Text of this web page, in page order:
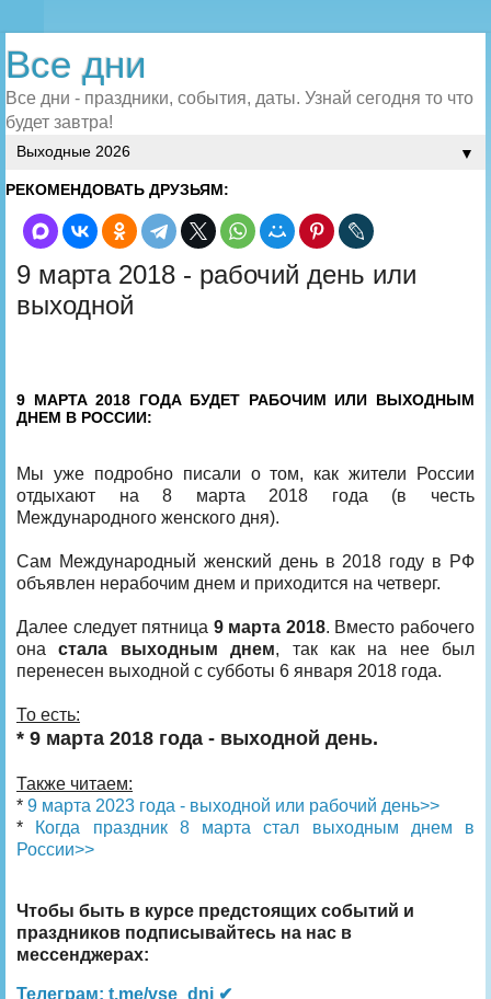
Все дни
Все дни - праздники, события, даты. Узнай сегодня то что
будет завтра!
▼
РЕКОМЕНДОВАТЬ ДРУЗЬЯМ:
9 марта 2018 - рабочий день или
выходной
9 МАРТА 2018 ГОДА БУДЕТ РАБОЧИМ ИЛИ ВЫХОДНЫМ
ДНЕМ В РОССИИ:
Мы уже подробно писали о том, как жители России
отдыхают на 8 марта 2018 года (в честь
Международного женского дня).
Сам Международный женский день в 2018 году в РФ
объявлен нерабочим днем и приходится на четверг.
Далее следует пятница 9 марта 2018. Вместо рабочего
онастала выходным днем, так как на нее был
перенесен выходной с субботы 6 января 2018 года.
То есть:
* 9 марта 2018 года - выходной день.
Также читаем:
* 9 марта 2023 года - выходной или рабочий день>>
*
Когда праздник 8 марта стал выходным днем в
России>>
Чтобы быть в курсе предстоящих событий и
праздников подписывайтесь на нас в
мессенджерах:
Телеграм: t.me/vse_dni ✔